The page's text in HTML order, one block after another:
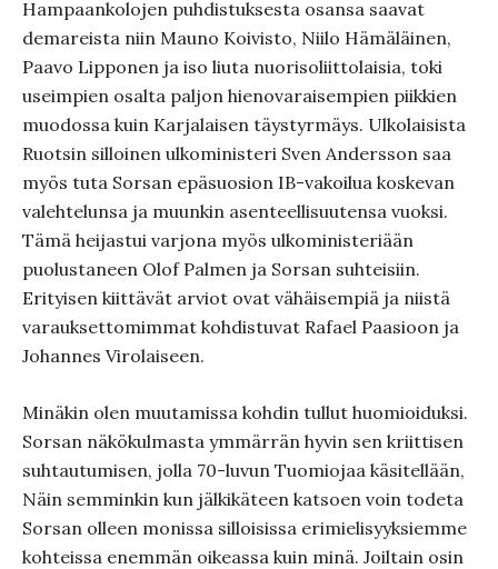
Hampaankolojen puhdistuksesta osansa saavat
demareista niin Mauno Koivisto, Niilo Hämäläinen,
Paavo Lipponen ja iso liuta nuorisoliittolaisia, toki
useimpien osalta paljon hienovaraisempien piikkien
muodossa kuin Karjalaisen täystyrmäys. Ulkolaisista
Ruotsin silloinen ulkoministeri Sven Andersson saa
myös tuta Sorsan epäsuosion IB-vakoilua koskevan
valehtelunsa ja muunkin asenteellisuutensa vuoksi.
Tämä heijastui varjona myös ulkoministeriään
puolustaneen Olof Palmen ja Sorsan suhteisiin.
Erityisen kiittävät arviot ovat vähäisempiä ja niistä
varauksettomimmat kohdistuvat Rafael Paasioon ja
Johannes Virolaiseen.
Minäkin olen muutamissa kohdin tullut huomioiduksi.
Sorsan näkökulmasta ymmärrän hyvin sen kriittisen
suhtautumisen, jolla 70-luvun Tuomiojaa käsitellään,
Näin semminkin kun jälkikäteen katsoen voin todeta
Sorsan olleen monissa silloisissa erimielisyyksiemme
kohteissa enemmän oikeassa kuin minä. Joiltain osin